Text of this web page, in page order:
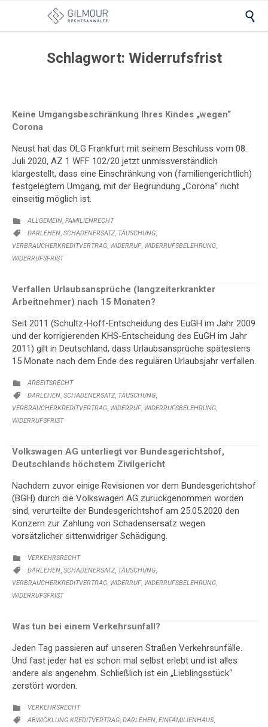

Schlagwort: Widerrufsfrist
Keine Umgangsbeschränkung Ihres Kindes „wegen“
Corona
Neust hat das OLG Frankfurt mit seinem Beschluss vom 08.
Juli 2020, AZ 1 WFF 102/20 jetzt unmissverständlich
klargestellt, dass eine Einschränkung von (familiengerichtlich)
festgelegtem Umgang, mit der Begründung „Corona“ nicht
einseitig möglich ist.
 KATEGORIE:
ALLGEMEIN, FAMILIENRECHT

KATEGORIE:
DARLEHEN, SCHADENERSATZ, TÄUSCHUNG,
VERBRAUCHERKREDITVERTRAG, WIDERRUF, WIDERRUFSBELEHRUNG,
WIDERRUFSFRIST
Verfallen Urlaubsansprüche (langzeiterkrankter
Arbeitnehmer) nach 15 Monaten?
Seit 2011 (Schultz-Hoff-Entscheidung des EuGH im Jahr 2009
und der korrigierenden KHS-Entscheidung des EuGH im Jahr
2011) gilt in Deutschland, dass Urlaubsansprüche spätestens
15 Monate nach dem Ende des regulären Urlaubsjahr verfallen.
 KATEGORIE:
ARBEITSRECHT

KATEGORIE:
DARLEHEN, SCHADENERSATZ, TÄUSCHUNG,
VERBRAUCHERKREDITVERTRAG, WIDERRUF, WIDERRUFSBELEHRUNG,
WIDERRUFSFRIST
Volkswagen AG unterliegt vor Bundesgerichtshof,
Deutschlands höchstem Zivilgericht
Nachdem zuvor einige Revisionen vor dem Bundesgerichtshof
(BGH) durch die Volkswagen AG zurückgenommen worden
sind, verurteilte der Bundesgerichtshof am 25.05.2020 den
Konzern zur Zahlung von Schadensersatz wegen
vorsätzlicher sittenwidriger Schädigung.
 KATEGORIE:
VERKEHRSRECHT

KATEGORIE:
DARLEHEN, SCHADENERSATZ, TÄUSCHUNG,
VERBRAUCHERKREDITVERTRAG, WIDERRUF, WIDERRUFSBELEHRUNG,
WIDERRUFSFRIST
Was tun bei einem Verkehrsunfall?
Jeden Tag passieren auf unseren Straßen Verkehrsunfälle.
Und fast jeder hat es schon mal selbst erlebt und ist alles
andere als angenehm. Schließlich ist ein „Lieblingsstück“
zerstört worden.
 KATEGORIE:
VERKEHRSRECHT

KATEGORIE:
ABWICKLUNG KREDITVERTRAG, DARLEHEN, EINFAMILIENHAUS,